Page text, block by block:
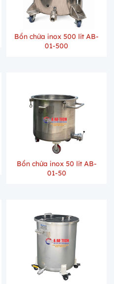
Bồn chứa inox 500 lít AB-
01-500
Bồn chứa inox 50 lít AB-
01-50